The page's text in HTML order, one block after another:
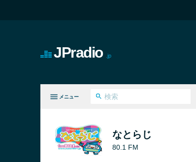
JPradio .jp
メニュー
なとらじ
80.1 FM